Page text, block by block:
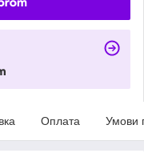
Оплата Умови